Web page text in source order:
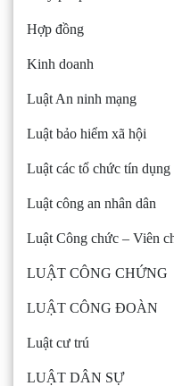
Hợp đồng
Kinh doanh
Luật An ninh mạng
Luật bảo hiểm xã hội
Luật các tổ chức tín dụng
Luật công an nhân dân
Luật Công chức – Viên
LUẬT CÔNG CHỨNG
LUẬT CÔNG ĐOÀN
Luật cư trú
LUẬT DÂN SỰ